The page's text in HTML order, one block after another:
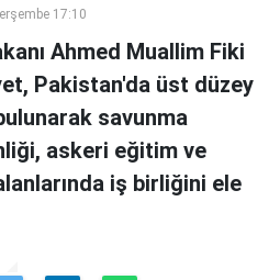
17:10
Ahmed Muallim Fiki
Pakistan'da üst düzey
savunma
askeri eğitim ve
iş birliğini ele